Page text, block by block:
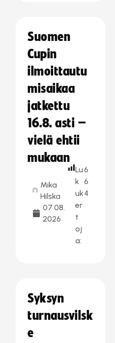
Suomen
Cupin
ilmoittautu
misaikaa
jatkettu
16.8. asti –
vielä ehtii
mukaan
Mika
Hilska
07.08.
2026
Lu
k
uk
er
t
oj
a:
6
6
4
Syksyn
turnausvilsk
e